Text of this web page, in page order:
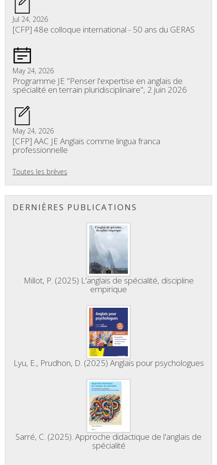
Jul 24, 2026
[CFP] 48e colloque international - 50 ans du GERAS
May 24, 2026
Programme JE "Penser l'expertise en anglais de
spécialité en terrain pluridisciplinaire", 2 juin 2026
May 24, 2026
[CFP] AAC JE Anglais comme lingua franca
professionnelle
Toutes les brèves
DERNIÈRES PUBLICATIONS
Millot, P. (2025) L'anglais de spécialité, discipline
empirique
Lyu, E., Prudhon, D. (2025) Anglais pour psychologues
Sarré, C. (2025). Approche didactique de l'anglais de
spécialité